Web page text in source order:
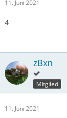
11. Juni 2021
4
zBxn
Mitglied
11. Juni 2021